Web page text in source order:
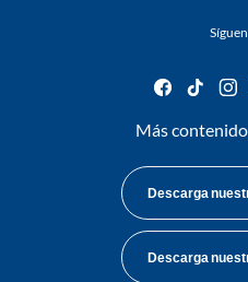
facebook
tiktok
Más
Descarga
Descarga